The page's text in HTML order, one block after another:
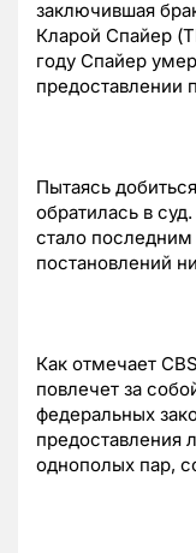
заключившая
Кларой Спайер
году Спайер
предоставлении
Пытаясь
обратилась в
стало
постановлений
Как отмечает
повлечет за
федеральных
предоставления
однополых пар,